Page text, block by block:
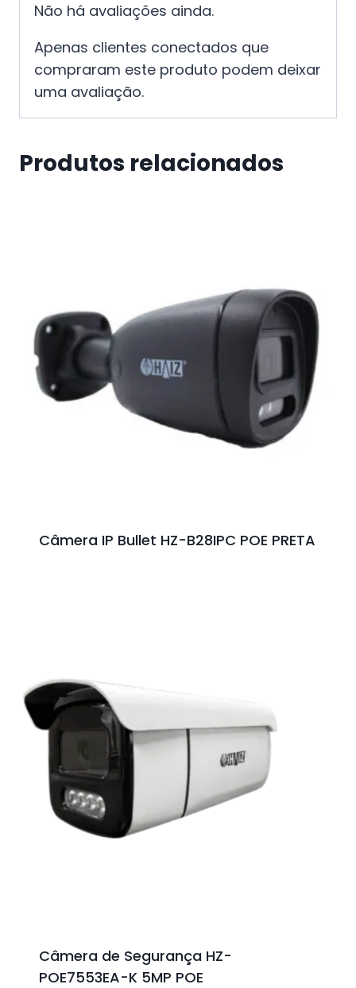
Não há avaliações ainda.
Apenas clientes conectados que
compraram este produto podem deixar
uma avaliação.
Produtos relacionados
Câmera IP Bullet HZ-B28IPC POE PRETA
Câmera de Segurança HZ-
POE7553EA-K 5MP POE